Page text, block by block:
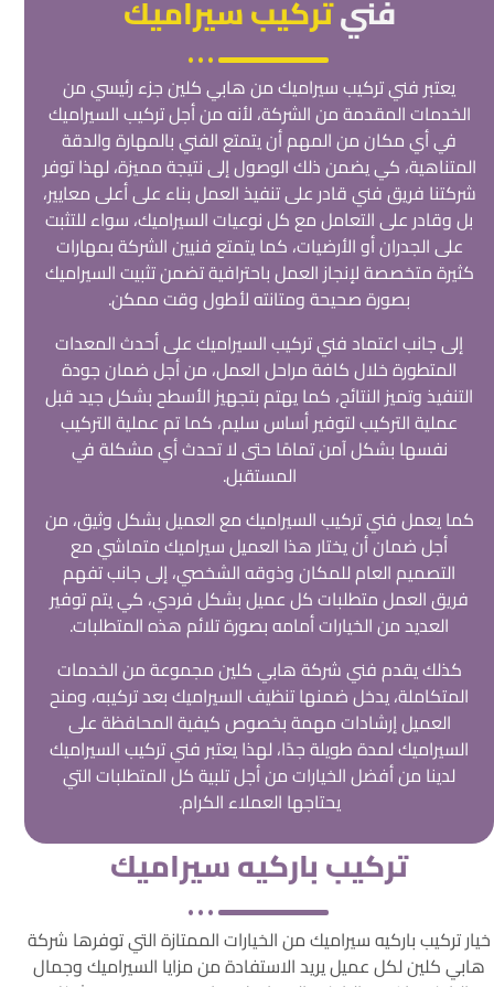
فنيتركيب سيراميك
يعتبر فني تركيب سيراميك من هابي كلين جزء رئيسي من
الخدمات المقدمة من الشركة، لأنه من أجل تركيب السيراميك
في أي مكان من المهم أن يتمتع الفني بالمهارة والدقة
المتناهية، كي يضمن ذلك الوصول إلى نتيجة مميزة، لهذا توفر
شركتنا فريق فني قادر على تنفيذ العمل بناء على أعلى معايير،
بل وقادر على التعامل مع كل نوعيات السيراميك، سواء للتثبت
على الجدران أو الأرضيات، كما يتمتع فنيين الشركة بمهارات
كثيرة متخصصة لإنجاز العمل باحترافية تضمن تثبيت السيراميك
بصورة صحيحة ومتانته لأطول وقت ممكن.
إلى جانب اعتماد فني تركيب السيراميك على أحدث المعدات
المتطورة خلال كافة مراحل العمل، من أجل ضمان جودة
التنفيذ وتميز النتائج، كما يهتم بتجهيز الأسطح بشكل جيد قبل
عملية التركيب لتوفير أساس سليم، كما تم عملية التركيب
نفسها بشكل آمن تمامًا حتى لا تحدث أي مشكلة في
المستقبل.
كما يعمل فني تركيب السيراميك مع العميل بشكل وثيق، من
أجل ضمان أن يختار هذا العميل سيراميك متماشي مع
التصميم العام للمكان وذوقه الشخصي، إلى جانب تفهم
فريق العمل متطلبات كل عميل بشكل فردي، كي يتم توفير
العديد من الخيارات أمامه بصورة تلائم هذه المتطلبات.
كذلك يقدم فني شركة هابي كلين مجموعة من الخدمات
المتكاملة، يدخل ضمنها تنظيف السيراميك بعد تركيبه، ومنح
العميل إرشادات مهمة بخصوص كيفية المحافظة على
السيراميك لمدة طويلة جدًا، لهذا يعتبر فني تركيب السيراميك
لدينا من أفضل الخيارات من أجل تلبية كل المتطلبات التي
يحتاجها العملاء الكرام.
تركيب باركيه سيراميك
خيار تركيب باركيه سيراميك من الخيارات الممتازة التي توفرها شركة
هابي كلين لكل عميل يريد الاستفادة من مزايا السيراميك وجمال